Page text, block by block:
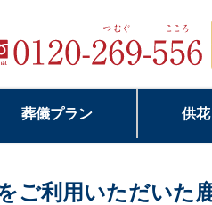
葬儀プラン 供
ご利用いただいた